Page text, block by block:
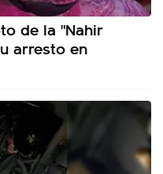
de la "Nahir
arresto en